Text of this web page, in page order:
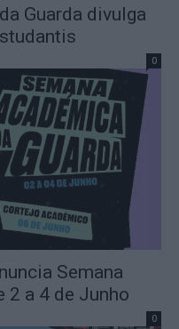
Guarda divulga
0
Semana
2 a 4 de Junho
0